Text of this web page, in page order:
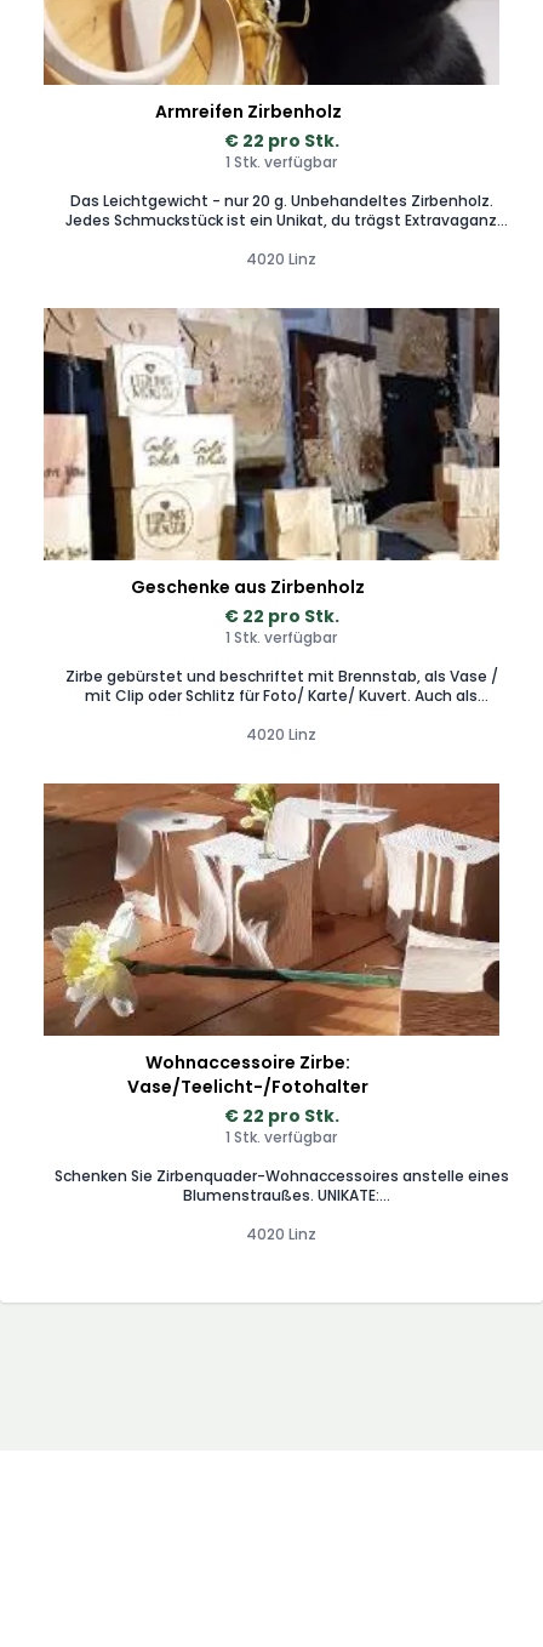
Armreifen Zirbenholz
€ 22 pro Stk.
1 Stk. verfügbar
Das Leichtgewicht - nur 20 g. Unbehandeltes Zirbenholz.
Jedes Schmuckstück ist ein Unikat, du trägst Extravaganz
4020 Linz
Geschenke aus Zirbenholz
€ 22 pro Stk.
1 Stk. verfügbar
Zirbe gebürstet und beschriftet mit Brennstab, als Vase /
mit Clip oder Schlitz für Foto/ Karte/ Kuvert. Auch als
Goldschatz Lieblingsmensch ... Gerne individualisierbar.
4020 Linz
Wohnaccessoire Zirbe:
Vase/Teelicht-/Fotohalter
€ 22 pro Stk.
1 Stk. verfügbar
Schenken Sie Zirbenquader-Wohnaccessoires anstelle eines
Blumenstraußes. UNIKATE:
Ästhetik & ätherische Öle.
4020 Linz